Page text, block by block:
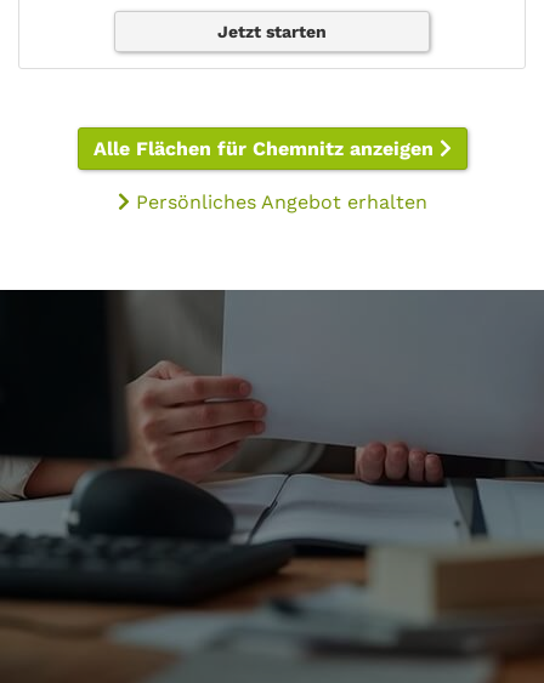
Jetzt starten
Alle Flächen für Chemnitz anzeigen
Persönliches Angebot erhalten